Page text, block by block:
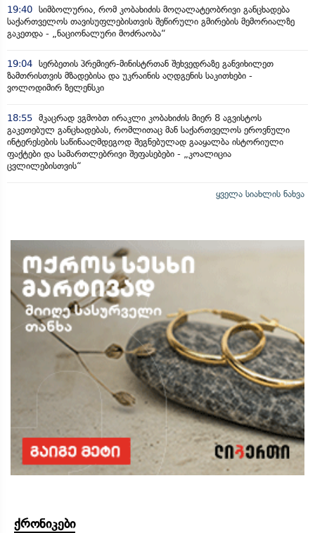
19:40 სიმბოლურია, რომ კობახიძის მოღალატეობრივი განცხადება
საქართველოს თავისუფლებისთვის შეწირული გმირების მემორიალზე
გაკეთდა - „ნაციონალური მოძრაობა“
19:04 სერბეთის პრემიერ-მინისტრთან შეხვედრაზე განვიხილეთ
ზამთრისთვის მზადებისა და უკრაინის აღდგენის საკითხები -
ვოლოდიმირ ზელენსკი
18:55 მკაცრად ვგმობთ ირაკლი კობახიძის მიერ 8 აგვისტოს
გაკეთებულ განცხადებას, რომლითაც მან საქართველოს ეროვნული
ინტერესების საწინააღმდეგოდ შეგნებულად გააყალბა ისტორიული
ფაქტები და სამართლებრივი შეფასებები - „კოალიცია
ცვლილებისთვის“
ყველა სიახლის ნახვა
ქრონიკები